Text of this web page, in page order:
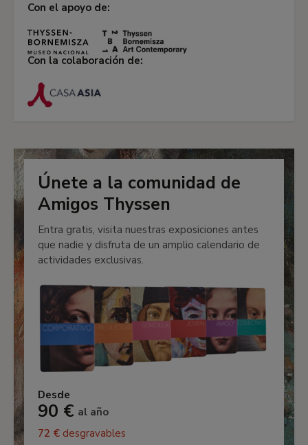
Con el apoyo de:
Con la colaboración de:
Únete a la comunidad de
Amigos Thyssen
Entra gratis, visita nuestras exposiciones antes
que nadie y disfruta de un amplio calendario de
actividades exclusivas.
Desde
90 € al año
72 € desgravables